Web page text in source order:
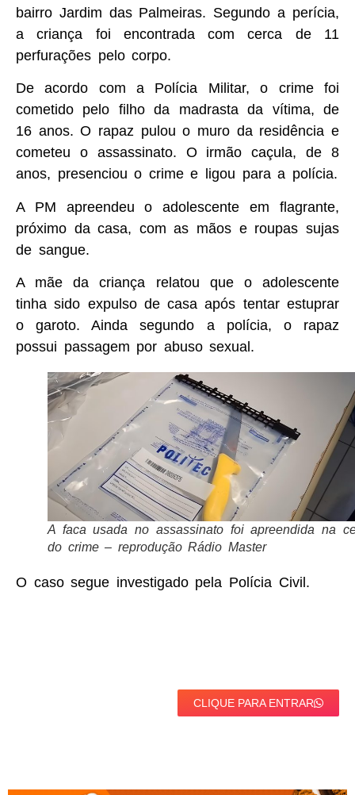
bairro Jardim das Palmeiras. Segundo a perícia,
a criança foi encontrada com cerca de 11
perfurações pelo corpo.
De acordo com a Polícia Militar, o crime foi
cometido pelo filho da madrasta da vítima, de
16 anos. O rapaz pulou o muro da residência e
cometeu o assassinato. O irmão caçula, de 8
anos, presenciou o crime e ligou para a polícia.
A PM apreendeu o adolescente em flagrante,
próximo da casa, com as mãos e roupas sujas
de sangue.
A mãe da criança relatou que o adolescente
tinha sido expulso de casa após tentar estuprar
o garoto. Ainda segundo a polícia, o rapaz
possui passagem por abuso sexual.
A faca usada no assassinato foi apreendida na
do crime – reprodução Rádio Master
O caso segue investigado pela Polícia Civil.
CLIQUE PARA ENTRAR